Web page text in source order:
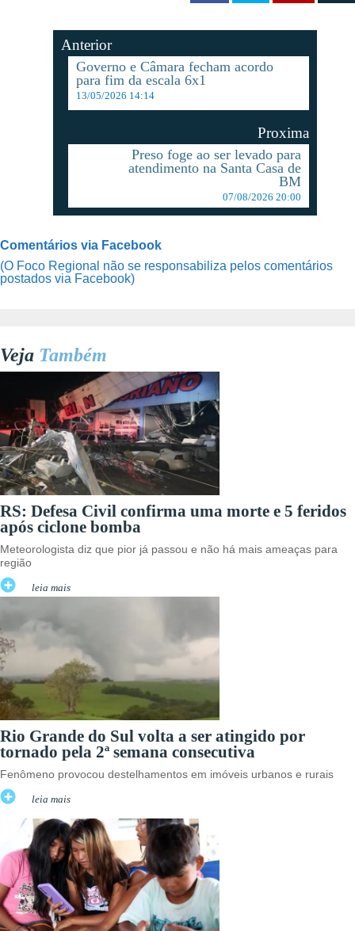
Anterior
Governo e Câmara fecham acordo
para fim da escala 6x1
13/05/2026 14:14
Proxima
Preso foge ao ser levado para
atendimento na Santa Casa de
BM
07/08/2026 20:00
Comentários via Facebook
(O Foco Regional não se responsabiliza pelos comentários
postados via Facebook)
Veja Também
RS: Defesa Civil confirma uma morte e 5 feridos
após ciclone bomba
Meteorologista diz que pior já passou e não há mais ameaças para
região
leia mais
Rio Grande do Sul volta a ser atingido por
tornado pela 2ª semana consecutiva
Fenômeno provocou destelhamentos em imóveis urbanos e rurais
leia mais